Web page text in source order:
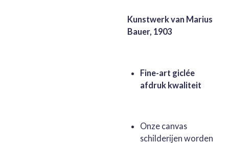
Kunstwerk van Marius
Bauer, 1903
Fine-art giclée
afdruk kwaliteit
Onze canvas
schilderijen worden